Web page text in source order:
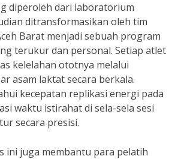
diperoleh dari laboratorium
ditransformasikan oleh tim
Barat menjadi sebuah program
terukur dan personal. Setiap atlet
kelelahan ototnya melalui
asam laktat secara berkala.
kecepatan replikasi energi pada
waktu istirahat di sela-sela sesi
secara presisi.
ini juga membantu para pelatih